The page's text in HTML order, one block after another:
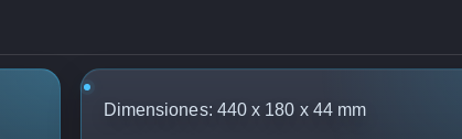
Dimensiones: 440 x 180 x 44 mm